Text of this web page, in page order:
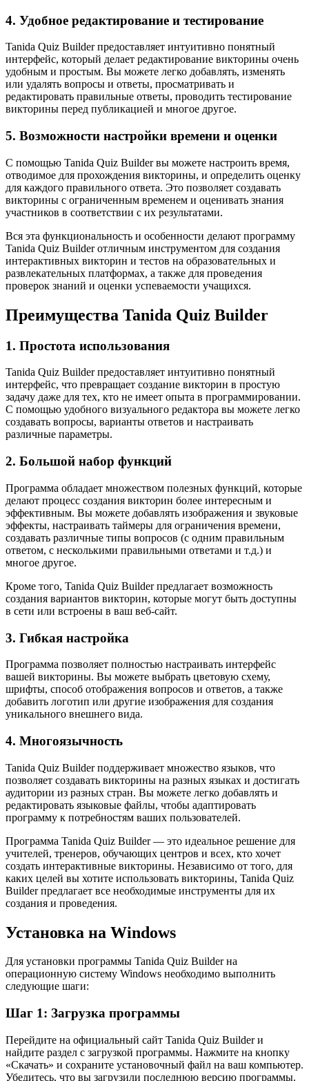
4. Удобное редактирование и тестирование
Tanida Quiz Builder предоставляет интуитивно понятный
интерфейс, который делает редактирование викторины очень
удобным и простым. Вы можете легко добавлять, изменять
или удалять вопросы и ответы, просматривать и
редактировать правильные ответы, проводить тестирование
викторины перед публикацией и многое другое.
5. Возможности настройки времени и оценки
С помощью Tanida Quiz Builder вы можете настроить время,
отводимое для прохождения викторины, и определить оценку
для каждого правильного ответа. Это позволяет создавать
викторины с ограниченным временем и оценивать знания
участников в соответствии с их результатами.
Вся эта функциональность и особенности делают программу
Tanida Quiz Builder отличным инструментом для создания
интерактивных викторин и тестов на образовательных и
развлекательных платформах, а также для проведения
проверок знаний и оценки успеваемости учащихся.
Преимущества Tanida Quiz Builder
1. Простота использования
Tanida Quiz Builder предоставляет интуитивно понятный
интерфейс, что превращает создание викторин в простую
задачу даже для тех, кто не имеет опыта в программировании.
С помощью удобного визуального редактора вы можете легко
создавать вопросы, варианты ответов и настраивать
различные параметры.
2. Большой набор функций
Программа обладает множеством полезных функций, которые
делают процесс создания викторин более интересным и
эффективным. Вы можете добавлять изображения и звуковые
эффекты, настраивать таймеры для ограничения времени,
создавать различные типы вопросов (с одним правильным
ответом, с несколькими правильными ответами и т.д.) и
многое другое.
Кроме того, Tanida Quiz Builder предлагает возможность
создания вариантов викторин, которые могут быть доступны
в сети или встроены в ваш веб-сайт.
3. Гибкая настройка
Программа позволяет полностью настраивать интерфейс
вашей викторины. Вы можете выбрать цветовую схему,
шрифты, способ отображения вопросов и ответов, а также
добавить логотип или другие изображения для создания
уникального внешнего вида.
4. Многоязычность
Tanida Quiz Builder поддерживает множество языков, что
позволяет создавать викторины на разных языках и достигать
аудитории из разных стран. Вы можете легко добавлять и
редактировать языковые файлы, чтобы адаптировать
программу к потребностям ваших пользователей.
Программа Tanida Quiz Builder — это идеальное решение для
учителей, тренеров, обучающих центров и всех, кто хочет
создать интерактивные викторины. Независимо от того, для
каких целей вы хотите использовать викторины, Tanida Quiz
Builder предлагает все необходимые инструменты для их
создания и проведения.
Установка на Windows
Для установки программы Tanida Quiz Builder на
операционную систему Windows необходимо выполнить
следующие шаги:
Шаг 1: Загрузка программы
Перейдите на официальный сайт Tanida Quiz Builder и
найдите раздел с загрузкой программы. Нажмите на кнопку
«Скачать» и сохраните установочный файл на ваш компьютер.
Убедитесь, что вы загрузили последнюю версию программы.